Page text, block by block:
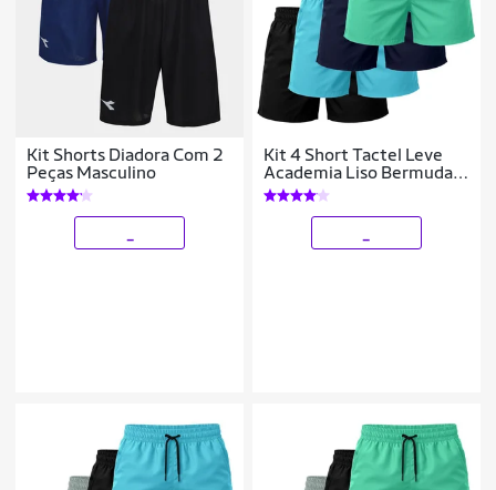
Kit Shorts Diadora Com 2
Peças Masculino
Kit 4 Short Tactel Leve
Academia Liso Bermuda
Masculina